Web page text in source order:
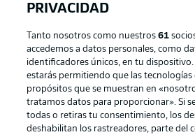
Publicidad
Gestionar las preferencias
PRIVACIDAD
Tanto nosotros como nuestros61
accedemos a datos personales, como
identificadores únicos, en tu dispositivo.
estarás permitiendo que las
propósitos que se muestran en
tratamos datos para proporcionar». Si
todas o retiras tu consentimiento, los
deshabilitan los rastreadores, parte del